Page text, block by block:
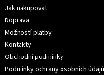
Jak nakupovat
Doprava
Možností platby
Kontakty
Obchodní podmínky
Podmínky ochrany osobních údajů